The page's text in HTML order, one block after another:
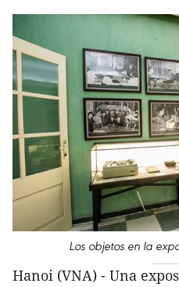
Los objetos en la
Hanoi (VNA) - Una